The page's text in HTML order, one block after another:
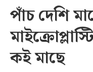
পাঁচ দেশি
কই মাছে